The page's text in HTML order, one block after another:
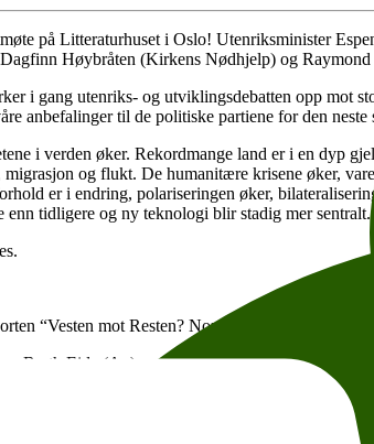
på Litteraturhuset i Oslo! Utenriksminister
Høybråten (Kirkens Nødhjelp) og
i gang utenriks- og utviklingsdebatten opp mot
anbefalinger til de politiske partiene for den neste
i verden øker. Rekordmange land er i en dyp
og flukt. De humanitære krisene øker,
er i endring, polariseringen øker,
enn tidligere og ny teknologi blir stadig mer
“Vesten mot Resten? Norsk politikk i en
Barth Eide (Ap) møter leder av Stortingets
til samtale om trendene som påvirker